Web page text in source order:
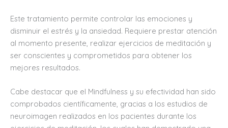
Este tratamiento permite controlar las emociones y
disminuir el estrés y la ansiedad. Requiere prestar atención
al momento presente, realizar ejercicios de meditación y
ser conscientes y comprometidos para obtener los
mejores resultados.
Cabe destacar que el Mindfulness y su efectividad han sido
comprobados científicamente, gracias a los estudios de
neuroimagen realizados en los pacientes durante los